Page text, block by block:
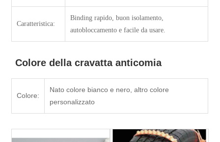
Caratteristica:
Binding rapido, buon isolamento,
autobloccamento e facile da usare.
Colore della cravatta anticomia
Colore:
Nato colore bianco e nero, altro colore
personalizzato